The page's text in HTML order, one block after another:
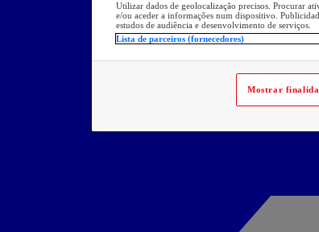
Utilizar dados de geolocalização precisos. Procurar
e/ou aceder a informações num dispositivo.
estudos de audiência e desenvolvimento de serviços.
Lista de parceiros (fornecedores)
Mostrar